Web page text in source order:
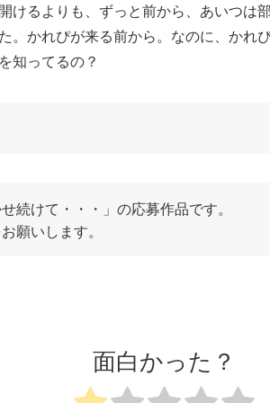
けるよりも、ずっと前から、あいつは部
。かれぴが来る前から。なのに、かれ
知ってるの？
続けて・・・」の応募作品です。
願いします。
面白かった？